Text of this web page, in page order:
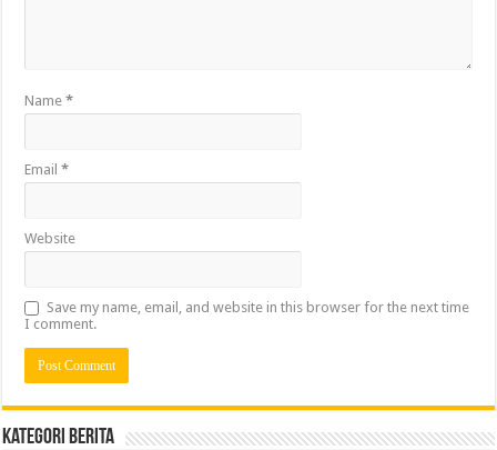
Name*
Email*
Website
Save my name, email, and website in this browser for the next time
I comment.
Kategori Berita